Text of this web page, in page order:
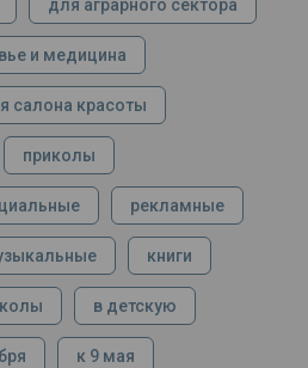
для аграрного сектора
и медицина
салона красоты
приколы
рекламные
книги
в детскую
к 9 мая